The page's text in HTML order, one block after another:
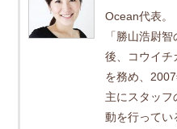
Ocean代表。
「勝山浩尉
後、コウイチ
を務め、
主にスタッフ
動を行ってい